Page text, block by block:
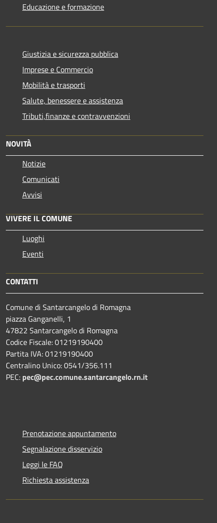
Educazione e formazione
Giustizia e sicurezza pubblica
Imprese e Commercio
Mobilità e trasporti
Salute, benessere e assistenza
Tributi,finanze e contravvenzioni
NOVITÀ
Notizie
Comunicati
Avvisi
VIVERE IL COMUNE
Luoghi
Eventi
CONTATTI
Comune di Santarcangelo di Romagna
piazza Ganganelli, 1
47822 Santarcangelo di Romagna
Codice Fiscale: 01219190400
Partita IVA: 01219190400
Centralino Unico: 0541/356.111
PEC: pec@pec.comune.santarcangelo.rn.it
Prenotazione appuntamento
Segnalazione disservizio
Leggi le FAQ
Richiesta assistenza